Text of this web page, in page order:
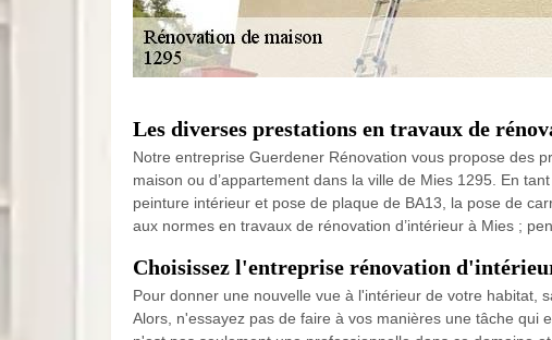
Les diverses prestations en travaux de
Notre entreprise Guerdener Rénovation vous propose des
maison ou d’appartement dans la ville de Mies 1295. En
peinture intérieur et pose de plaque de BA13, la pose de
aux normes en travaux de rénovation d’intérieur à Mies ;
Choisissez l'entreprise rénovation
Pour donner une nouvelle vue à l'intérieur de votre habitat,
Alors, n'essayez pas de faire à vos manières une tâche qui